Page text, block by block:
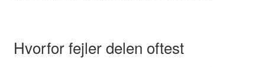
Hvorfor fejler delen oftest